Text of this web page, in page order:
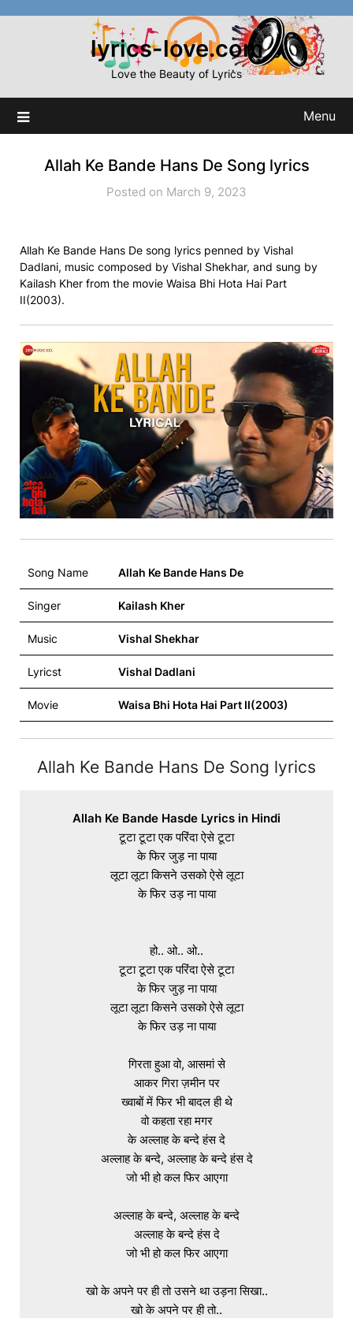
lyrics-love.com
Love the Beauty of Lyrics
Menu
Allah Ke Bande Hans De Song lyrics
Posted on March 9, 2023
Allah Ke Bande Hans De song lyrics penned by Vishal
Dadlani, music composed by Vishal Shekhar, and sung by
Kailash Kher from the movie Waisa Bhi Hota Hai Part
II(2003).
Song Name Allah Ke Bande Hans De
Singer Kailash Kher
Music Vishal Shekhar
Lyricst Vishal Dadlani
Movie Waisa Bhi Hota Hai Part II(2003)
Allah Ke Bande Hans De Song lyrics
Allah Ke Bande Hasde Lyrics in Hindi
टूटा टूटा एक परिंदा ऐसे टूटा
के फिर जुड़ ना पाया
लूटा लूटा किसने उसको ऐसे लूटा
के फिर उड़ ना पाया
हो.. ओ.. ओ..
टूटा टूटा एक परिंदा ऐसे टूटा
के फिर जुड़ ना पाया
लूटा लूटा किसने उसको ऐसे लूटा
के फिर उड़ ना पाया
गिरता हुआ वो, आसमां से
आकर गिरा ज़मीन पर
ख्वाबों में फिर भी बादल ही थे
वो कहता रहा मगर
के अल्लाह के बन्दे हंस दे
अल्लाह के बन्दे, अल्लाह के बन्दे हंस दे
जो भी हो कल फिर आएगा
अल्लाह के बन्दे, अल्लाह के बन्दे
अल्लाह के बन्दे हंस दे
जो भी हो कल फिर आएगा
खो के अपने पर ही तो उसने था उड़ना सिखा..
खो के अपने पर ही तो..